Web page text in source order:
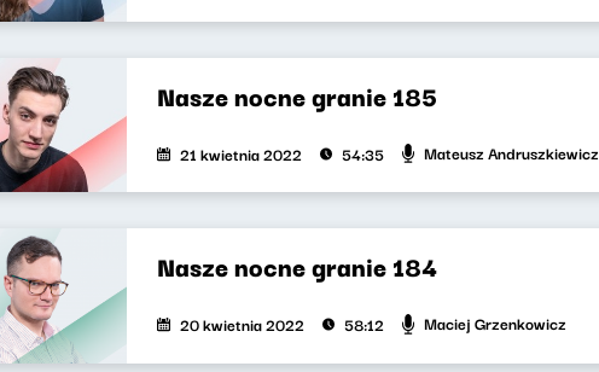
Nasze nocne granie 185
21 kwietnia 2022 54:35 Mateusz Andruszkiewicz
Nasze nocne granie 184
20 kwietnia 2022 58:12 Maciej Grzenkowicz